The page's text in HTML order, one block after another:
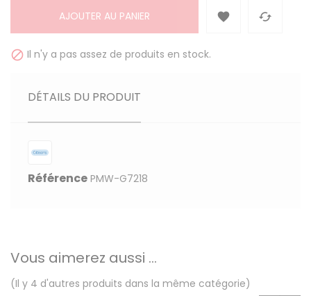
AJOUTER AU PANIER  
 Il n'y a pas assez de produits en stock.
DÉTAILS DU PRODUIT
Référence PMW-G7218
Vous aimerez aussi ...
(Il y 4 d'autres produits dans la même catégorie)